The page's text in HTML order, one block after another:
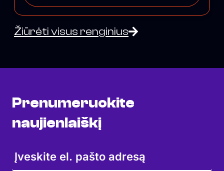
Žiūrėti visus renginius
Prenumeruokite
naujienlaiškį